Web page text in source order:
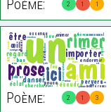
2 1 1
Poème:
2 1 3
Poème: